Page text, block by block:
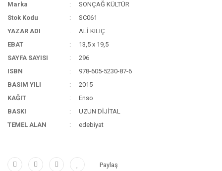
Marka
SONÇAĞ KÜLTÜR
Stok Kodu
SC061
YAZAR ADI
ALİ KILIÇ
EBAT
13,5 x 19,5
SAYFA SAYISI
296
ISBN
978-605-5230-87-6
BASIM YILI
2015
KAĞIT
Enso
BASKI
UZUN DİJİTAL
TEMEL ALAN
edebiyat
Paylaş